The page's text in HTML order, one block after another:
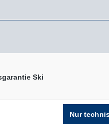
Ski
nicht anders angegeben.
Nur